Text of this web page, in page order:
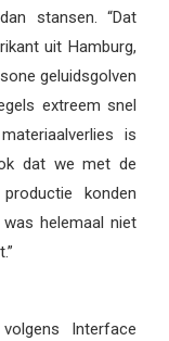
stansen. “Dat
uit Hamburg,
geluidsgolven
extreem snel
is
dat we met de
konden
was helemaal niet
Interface